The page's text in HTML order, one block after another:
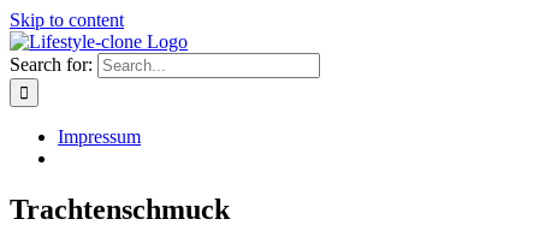
Skip to content
Search for:
Impressum
Trachtenschmuck